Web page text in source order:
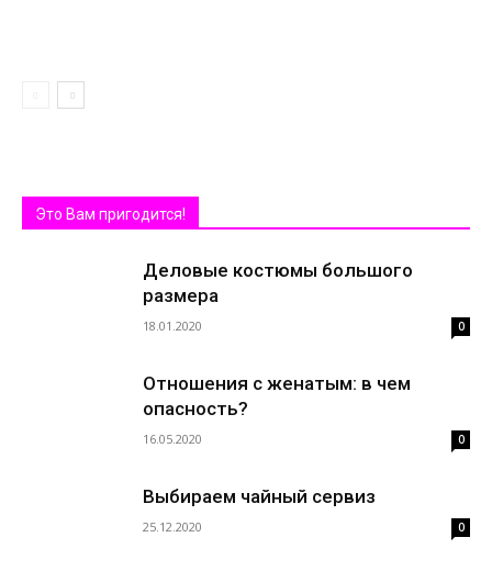
Это Вам пригодится!
Деловые костюмы большого
размера
18.01.2020 0
Отношения с женатым: в чем
опасность?
16.05.2020 0
Выбираем чайный сервиз
25.12.2020 0